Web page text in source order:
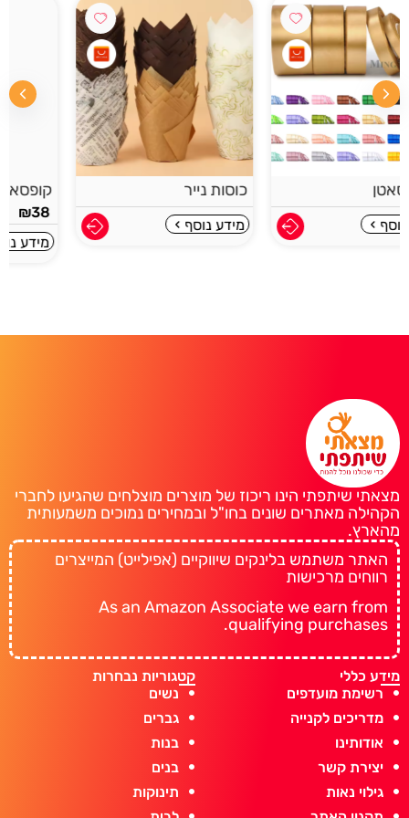
כוסות נייר
מידע נוסף
קופסא לקיסמי שניים
₪38
מצאתי שיתפתי הינו ריכוז של מוצרים מוצלחים שהגיעו לחברי
הקהילה מאתרים שונים בחו"ל ובמחירים נמוכים משמעותית
מהארץ.
האתר משתמש בלינקים שיווקיים (אפילייט) המייצרים
רווחים מרכישות
As an Amazon Associate we earn from
qualifying purchases.
מידע כללי
רשימת מועדפים
מדריכים לקנייה
אודותינו
יצירת קשר
גילוי נאות
קטגוריות נבחרות
נשים
גברים
בנות
בנים
תינוקות